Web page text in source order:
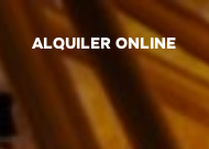
ALQUILER ONLINE